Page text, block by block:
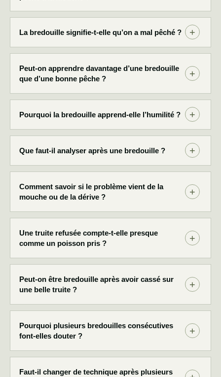
La bredouille signifie-t-elle qu’on a mal pêché ?
Peut-on apprendre davantage d’une bredouille
que d’une bonne pêche ?
Pourquoi la bredouille apprend-elle l’humilité ?
Que faut-il analyser après une bredouille ?
Comment savoir si le problème vient de la
mouche ou de la dérive ?
Une truite refusée compte-t-elle presque
comme un poisson pris ?
Peut-on être bredouille après avoir cassé sur
une belle truite ?
Pourquoi plusieurs bredouilles consécutives
font-elles douter ?
Faut-il changer de technique après plusieurs